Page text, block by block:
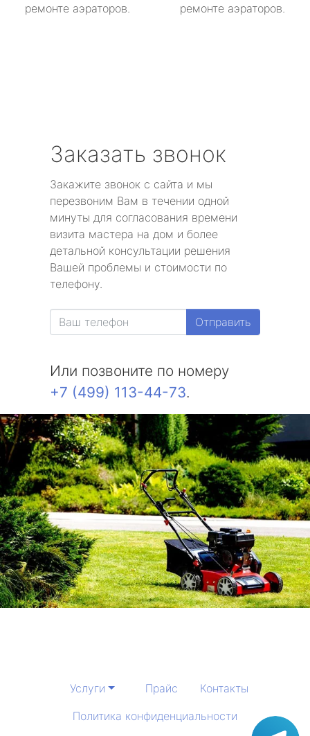
ремонте аэраторов.
ремонте аэраторов.
Заказать звонок
Закажите звонок с сайта и мы
перезвоним Вам в течении одной
минуты для согласования времени
визита мастера на дом и более
детальной консультации решения
Вашей проблемы и стоимости по
телефону.
Отправить
Или позвоните по номеру
+7 (499) 113-44-73.
Услуги Прайс
Контакты
Политика конфиденциальности